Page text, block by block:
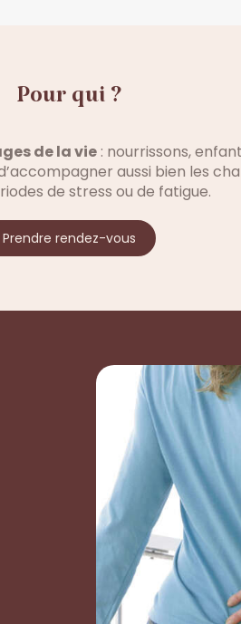
Pour qui ?
de la vie : nourrissons,
aussi bien les
de stress ou de fatigue.
Prendre rendez-vous